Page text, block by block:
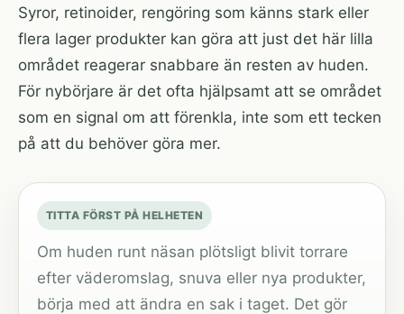
Syror, retinoider, rengöring som känns stark eller
flera lager produkter kan göra att just det här lilla
området reagerar snabbare än resten av huden.
För nybörjare är det ofta hjälpsamt att se området
som en signal om att förenkla, inte som ett tecken
på att du behöver göra mer.
TITTA FÖRST PÅ HELHETEN
Om huden runt näsan plötsligt blivit torrare
efter väderomslag, snuva eller nya produkter,
börja med att ändra en sak i taget. Det gör